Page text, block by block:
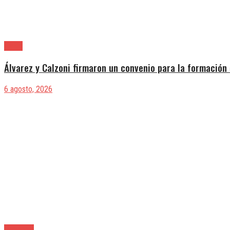
Álvarez y Calzoni firmaron un convenio para la
6 agosto, 2026